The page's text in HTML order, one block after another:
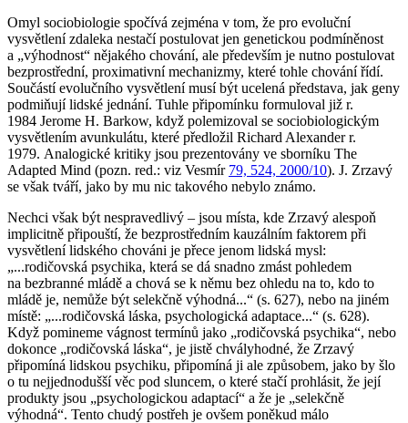
Omyl sociobiologie spočívá zejména v tom, že pro evoluční
vysvětlení zdaleka nestačí postulovat jen genetickou podmíněnost
a „výhodnost“ nějakého chování, ale především je nutno postulovat
bezprostřední, proximativnímechanizmy, které tohle chování řídí.
Součástí evolučního vysvětlení musí být ucelená představa, jak geny
podmiňují lidské jednání. Tuhle připomínku formuloval již r.
1984 Jerome H. Barkow, když polemizoval se sociobiologickým
vysvětlením avunkulátu, které předložil Richard Alexander r.
1979. Analogické kritiky jsou prezentovány ve sborníku The
Adapted Mind (pozn. red.: viz Vesmír 79, 524, 2000/10). J. Zrzavý
se však tváří, jako by mu nic takového nebylo známo.
Nechci však být nespravedlivý – jsou místa, kde Zrzavý alespoň
implicitně připouští, že bezprostředním kauzálním faktorem při
vysvětlení lidského chováni je přece jenom lidská mysl:
„...rodičovská psychika, která se dá snadno zmást pohledem
na bezbranné mládě a chová se k němu bez ohledu na to, kdo to
mládě je, nemůže být selekčně výhodná...“ (s. 627), nebo na jiném
místě: „...rodičovská láska, psychologická adaptace...“ (s. 628).
Když pomineme vágnost termínů jako „rodičovská psychika“, nebo
dokonce „rodičovská láska“, je jistě chvályhodné, že Zrzavý
připomíná lidskou psychiku, připomíná ji ale způsobem, jako by šlo
o tu nejjednodušší věc pod sluncem, o které stačí prohlásit, že její
produkty jsou „psychologickou adaptací“ a že je „selekčně
výhodná“. Tento chudý postřeh je ovšem poněkud málo